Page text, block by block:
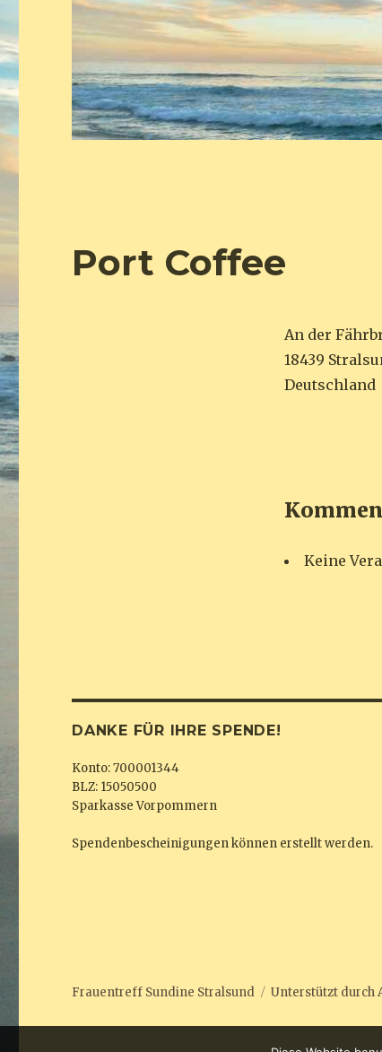
Port Coffee
An der
18439
Deutschland
Keine
DANKE FÜR IHRE SPENDE!
Konto: 700001344
BLZ: 15050500
Sparkasse Vorpommern
Spendenbescheinigungen können erstellt werden.
Frauentreff Sundine Stralsund Unterstützt durch